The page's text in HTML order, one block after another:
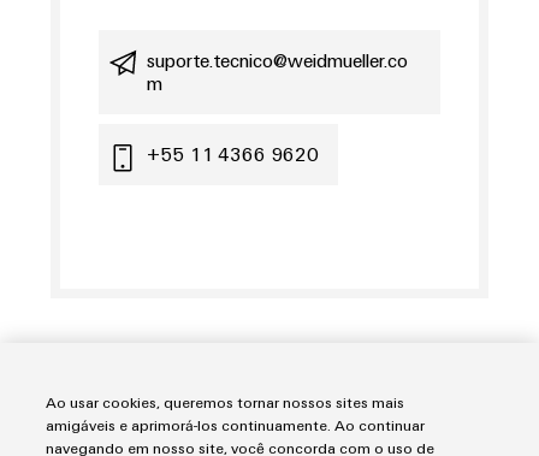
suporte.tecnico@weidmueller.co
m
+55 11 4366 9620
Ao usar cookies, queremos tornar nossos sites mais
amigáveis e aprimorá-los continuamente. Ao continuar
navegando em nosso site, você concorda com o uso de